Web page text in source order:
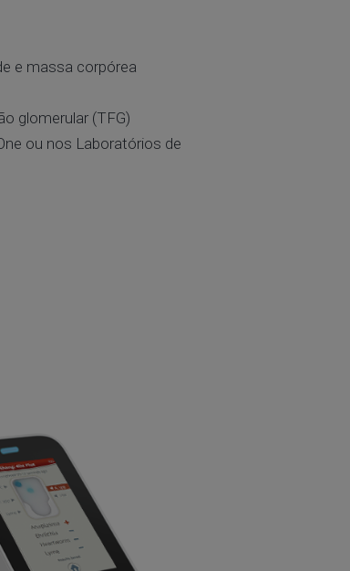
e massa corpórea
glomerular (TFG)
ou nos Laboratórios de